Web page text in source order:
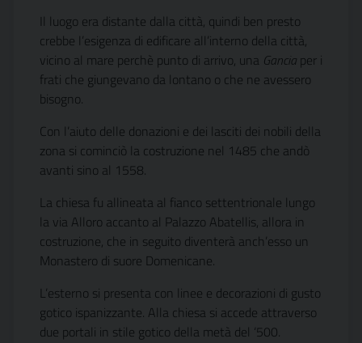
Il luogo era distante dalla città, quindi ben presto
crebbe l’esigenza di edificare all’interno della città,
vicino al mare perchè punto di arrivo, una  Gancia  per i
frati che giungevano da lontano o che ne avessero
bisogno.
Con l’aiuto delle donazioni e dei lasciti dei nobili della
zona si cominciò la costruzione nel 1485 che andò
avanti sino al 1558.
La chiesa fu allineata al fianco settentrionale lungo
la via Alloro accanto al Palazzo Abatellis, allora in
costruzione, che in seguito diventerà anch’esso un
Monastero di suore Domenicane.
L’esterno si presenta con linee e decorazioni di gusto
gotico ispanizzante. Alla chiesa si accede attraverso
due portali in stile gotico della metà del ‘500.